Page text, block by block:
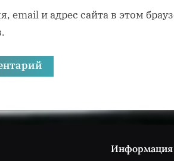
email и адрес сайта в этом
Информация